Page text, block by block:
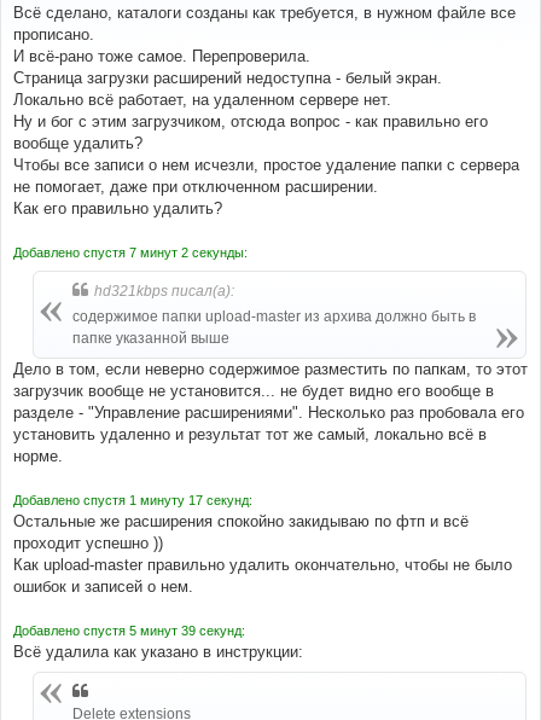
о
б
щ
е
н
и
е
Всё сделано, каталоги созданы как требуется, в нужном файле все
прописано.
И всё-рано тоже самое. Перепроверила.
Страница загрузки расширений недоступна - белый экран.
Локально всё работает, на удаленном сервере нет.
Ну и бог с этим загрузчиком, отсюда вопрос - как правильно его
вообще удалить?
Чтобы все записи о нем исчезли, простое удаление папки с сервера
не помогает, даже при отключенном расширении.
Как его правильно удалить?
Добавлено спустя 7 минут 2 секунды:
hd321kbps писал(а):
содержимое папки upload-master из архива должно быть в
папке указанной выше
Дело в том, если неверно содержимое разместить по папкам, то этот
загрузчик вообще не установится... не будет видно его вообще в
разделе - "Управление расширениями". Несколько раз пробовала его
установить удаленно и результат тот же самый, локально всё в
норме.
Добавлено спустя 1 минуту 17 секунд:
Остальные же расширения спокойно закидываю по фтп и всё
проходит успешно ))
Как upload-master правильно удалить окончательно, чтобы не было
ошибок и записей о нем.
Добавлено спустя 5 минут 39 секунд:
Всё удалила как указано в инструкции:
Delete extensions